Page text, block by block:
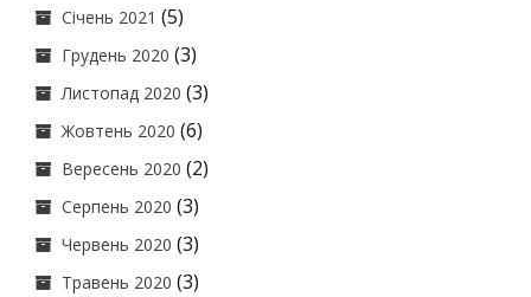
Січень 2021 (5)
Грудень 2020 (3)
Листопад 2020 (3)
Жовтень 2020 (6)
Вересень 2020 (2)
Серпень 2020 (3)
Червень 2020 (3)
Травень 2020 (3)